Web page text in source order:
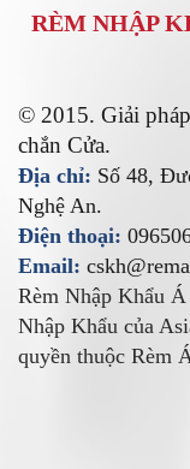
RÈM NHẬP
© 2015. Giải
chắn Cửa.
Địa chỉ: Số 48,
Nghệ An.
Điện thoại:
Email:
Rèm Nhập Khẩu
Nhập Khẩu của
quyền thuộc Rèm